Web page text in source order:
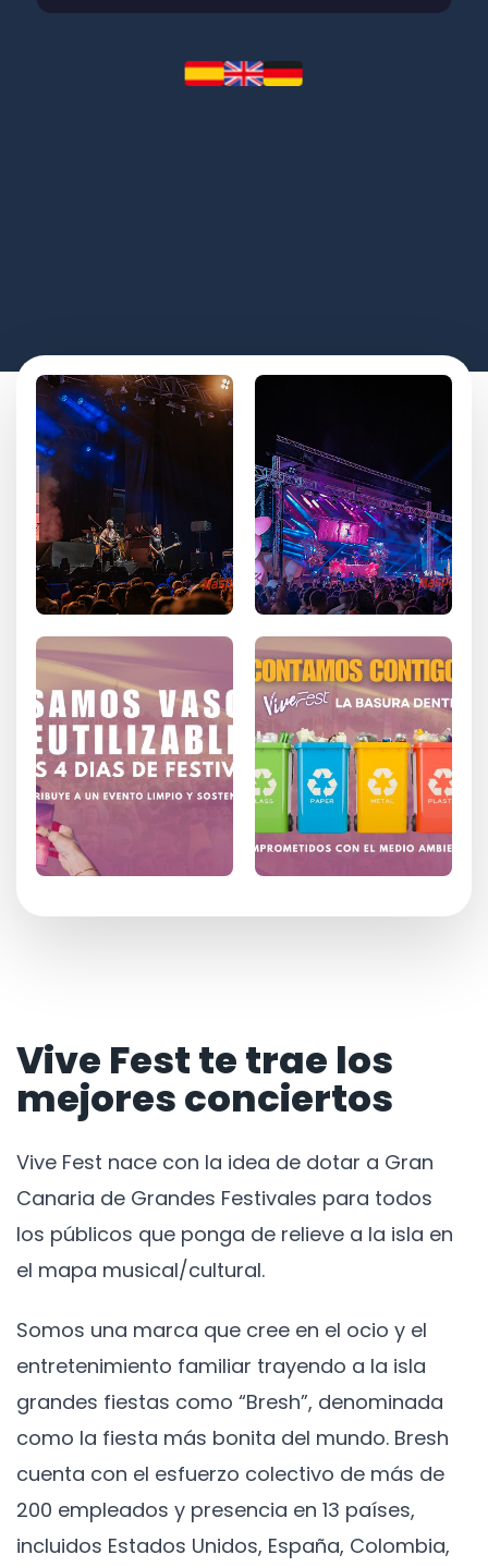
Vive Fest te trae los
mejores conciertos
Vive Fest nace con la idea de dotar a Gran
Canaria de Grandes Festivales para todos
los públicos que ponga de relieve a la isla en
el mapa musical/cultural.
Somos una marca que cree en el ocio y el
entretenimiento familiar trayendo a la isla
grandes fiestas como “Bresh”, denominada
como la fiesta más bonita del mundo. Bresh
cuenta con el esfuerzo colectivo de más de
200 empleados y presencia en 13 países,
incluidos Estados Unidos, España, Colombia,